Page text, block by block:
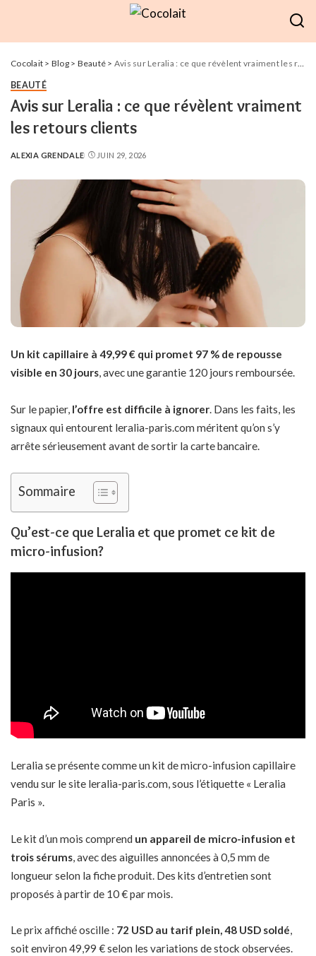
Cocolait > Blog> Beauté > Avis sur Leralia : ce que révèlent vraiment les retours clients
BEAUTÉ
Avis sur Leralia : ce que révèlent vraiment
les retours clients
POSTED
ALEXIA GRENDALE JUIN 29, 2026
Un kit capillaire à 49,99 € qui promet 97 % de repousse
visible en 30 jours, avec une garantie 120 jours remboursée.
Sur le papier, l’offre est difficile à ignorer . Dans les faits, les
signaux qui entourent leralia-paris.com méritent qu’on s’y
arrête sérieusement avant de sortir la carte bancaire.
Sommaire
Qu’est-ce que Leralia et que promet ce kit de
micro-infusion?
Leralia se présente comme un kit de micro-infusion capillaire
vendu sur le site leralia-paris.com, sous l’étiquette « Leralia
Paris ».
Le kit d’un mois comprend un appareil de micro-infusion et
trois sérums, avec des aiguilles annoncées à 0,5 mm de
longueur selon la fiche produit. Des kits d’entretien sont
proposés à partir de 10 € par mois.
Le prix affiché oscille : 72 USD au tarif plein, 48 USD soldé,
soit environ 49,99 € selon les variations de stock observées.